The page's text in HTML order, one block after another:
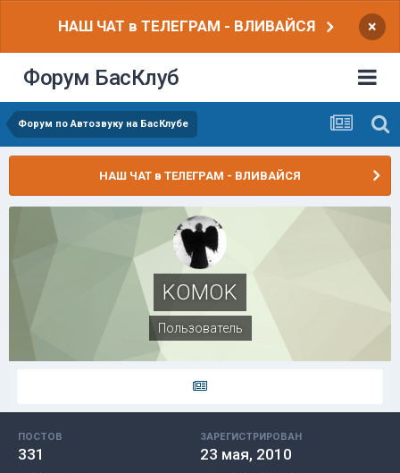
НАШ ЧАТ в ТЕЛЕГРАМ - ВЛИВАЙСЯ ×
Форум БасКлуб
Форум по Автозвуку на БасКлубе
НАШ ЧАТ в ТЕЛЕГРАМ - ВЛИВАЙСЯ
KOMOK
Пользователь
ПОСТОВ
331
ЗАРЕГИСТРИРОВАН
23 мая, 2010